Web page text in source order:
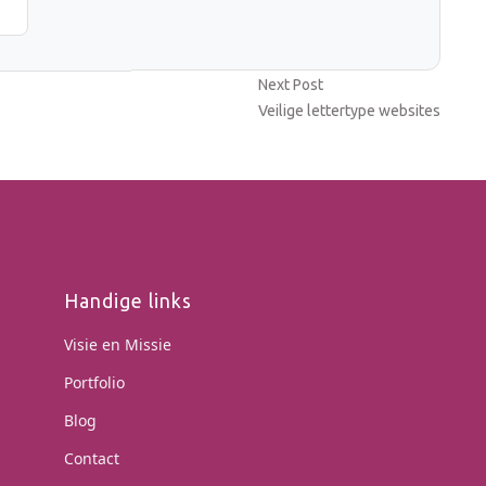
Next PostNext
post:
Veilige lettertype websites
Handige links
Visie en Missie
Portfolio
Blog
Contact